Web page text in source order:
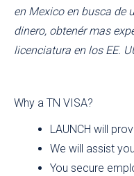
en Mexico en busca de
dinero, obtenér mas
licenciatura en los EE.
Why a TN VISA?
LAUNCH will
We will assist
You secure